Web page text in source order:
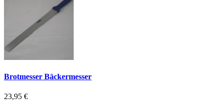
Brotmesser Bäckermesser
23,95 €